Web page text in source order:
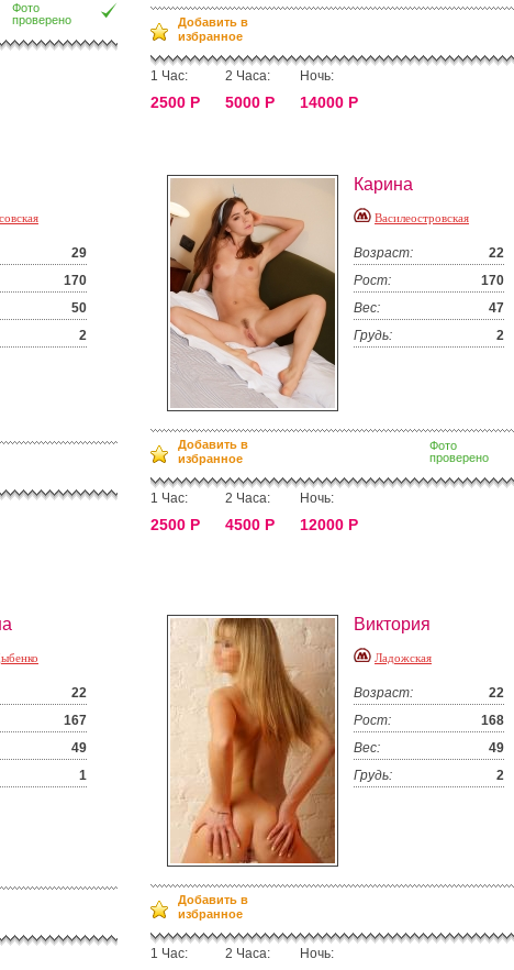
Фото
проверено
Добавить в
избранное
1 Час:
2500 Р
2 Часа:
5000 Р
Ночь:
14000 Р
29
170
50
2
Карина
Василеостровская
Возраст:
22
Рост:
170
Вес:
47
Грудь:
2
Добавить в
избранное
Фото
проверено
1 Час:
2500 Р
2 Часа:
4500 Р
Ночь:
12000 Р
22
167
49
1
Виктория
Ладожская
Возраст:
22
Рост:
168
Вес:
49
Грудь:
2
Добавить в
избранное
1 Час: 2 Часа: Ночь: